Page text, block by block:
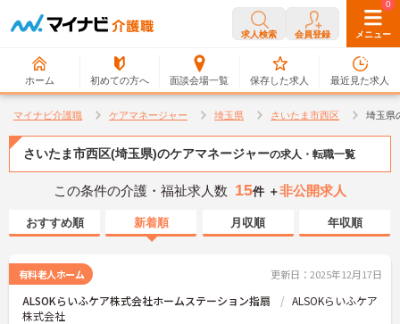
求人検索 会員登録 メニュー
ホーム 初めての方へ 面談会場一覧
0
保存した求人
0
最近見た求人
マイナビ介護職 ケアマネージャー 埼玉県 さいたま市西区 埼玉県
さいたま市西区(埼玉県)のケアマネージャーの求人・転職一覧
この条件の介護・福祉求人数 15件 ＋非公開求人
おすすめ順 新着順 月収順 年収順
有料老人ホーム 更新日：2025年12月17日
ALSOKらいふケア株式会社ホームステーション指扇
ALSOKらいふケア
株式会社